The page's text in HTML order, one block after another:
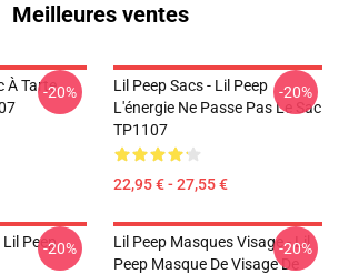
Meilleures ventes
À Tarte-20%
Lil Peep Sacs - Lil Peep
L'énergie Ne Passe Pas Le Sac
TP1107
22,95 € - 27,55 €
-20%
Peep-20%
Lil Peep Masques Visage - Lil
Peep Masque De Visage De
-20%